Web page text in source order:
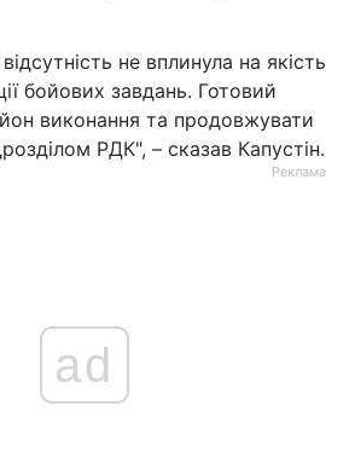
не вплинула на якість
бойових завдань. Готовий
виконання та продовжувати
РДК", – сказав Капустін.
Реклама
ad